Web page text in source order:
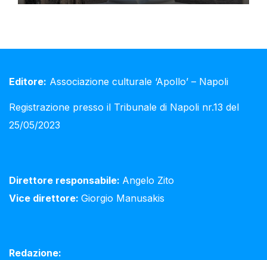
Editore: Associazione culturale ‘Apollo’ – Napoli
Registrazione presso il Tribunale di Napoli nr.13 del
25/05/2023
Direttore responsabile: Angelo Zito
Vice direttore: Giorgio Manusakis
Redazione: